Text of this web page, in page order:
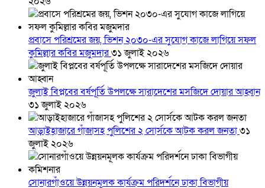
প্রবাসে পরিশ্রমের জয়, ভিশন ২০৩০-এর সুযোগ কাজে লাগিয়ে সফল
কুমিল্লার কবির মজুমদার৩১ জুলাই ২০২৬
জুলাই বিপ্লবের বর্ষপূর্তি উপলক্ষে সারাদেশের মসজিদে দোয়ার আহ্বান
৩১ জুলাই ২০২৬
আড়াইহাজারে গাঁজাসহ পুলিশের ২ সোর্সকে আটক করল জনতা৩১
জুলাই ২০২৬
সোনারগাঁওয়ে উন্নয়নমূলক কার্যক্রম পরিদর্শনে ঢাকা বিভাগীয়